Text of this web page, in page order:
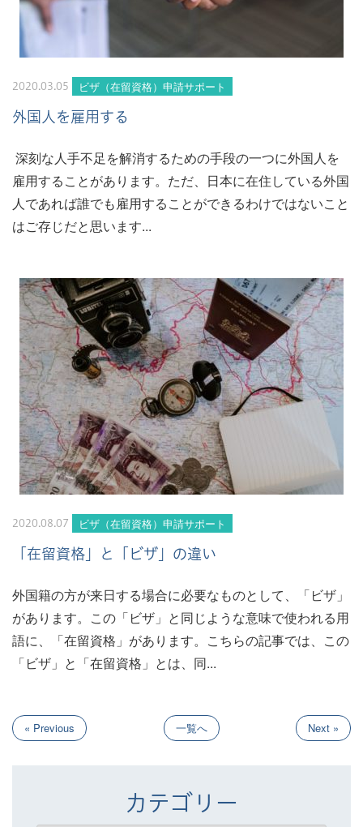
2020.03.05 ビザ（在留資格）申請サポート
外国人を雇用する
深刻な人手不足を解消するための手段の一つに外国人を
雇用することがあります。ただ、日本に在住している外国
人であれば誰でも雇用することができるわけではないこと
はご存じだと思います...
2020.08.07 ビザ（在留資格）申請サポート
「在留資格」と「ビザ」の違い
外国籍の方が来日する場合に必要なものとして、「ビザ」
があります。この「ビザ」と同じような意味で使われる用
語に、「在留資格」があります。こちらの記事では、この
「ビザ」と「在留資格」とは、同...
« Previous 一覧へ Next »
カテゴリー